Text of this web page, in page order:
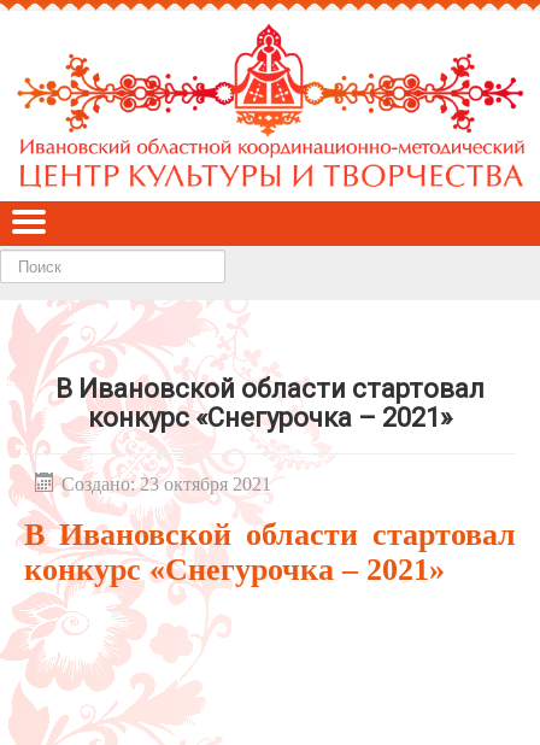
Найти
В Ивановской области стартовал
конкурс «Снегурочка – 2021»
Создано: 23 октября 2021
В Ивановской области стартовал
конкурс «Снегурочка – 2021»